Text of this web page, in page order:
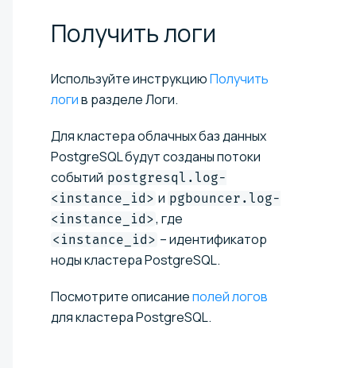
Получитьлоги
Используйте инструкциюПолучить
логив разделе Логи.
Для кластера облачных баз данных
PostgreSQL будут созданы потоки
событий postgresql.log-
<instance_id> и pgbouncer.log-
<instance_id>, где
<instance_id> – идентификатор
ноды кластера PostgreSQL.
Посмотрите описаниеполей логов
для кластера PostgreSQL.